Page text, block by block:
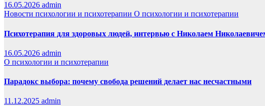
16.05.2026 admin
Новости психологии и психотерапии О психологии и психотерапии
Психотерапия для здоровых людей, интервью с Николаем
16.05.2026 admin
О психологии и психотерапии
Парадокс выбора: почему свобода решений делает нас несчастными
11.12.2025 admin